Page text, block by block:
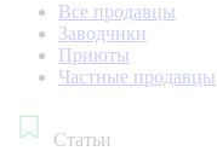
Все продавцы
Заводчики
Приюты
Частные продавцы
Статьи